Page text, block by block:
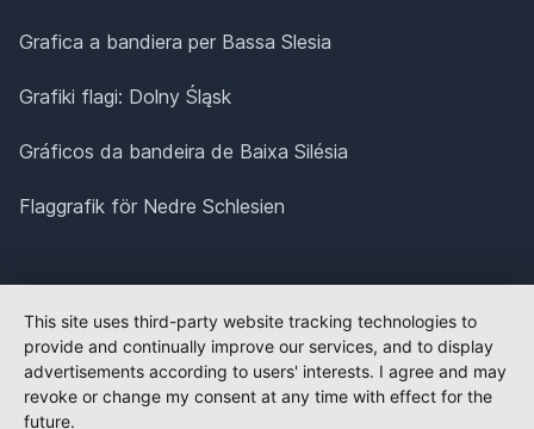
Grafica a bandiera per Bassa Slesia
Grafiki flagi: Dolny Śląsk
Gráficos da bandeira de Baixa Silésia
Flaggrafik för Nedre Schlesien
This site uses third-party website tracking technologies to
provide and continually improve our services, and to display
advertisements according to users' interests. I agree and may
revoke or change my consent at any time with effect for the
future.